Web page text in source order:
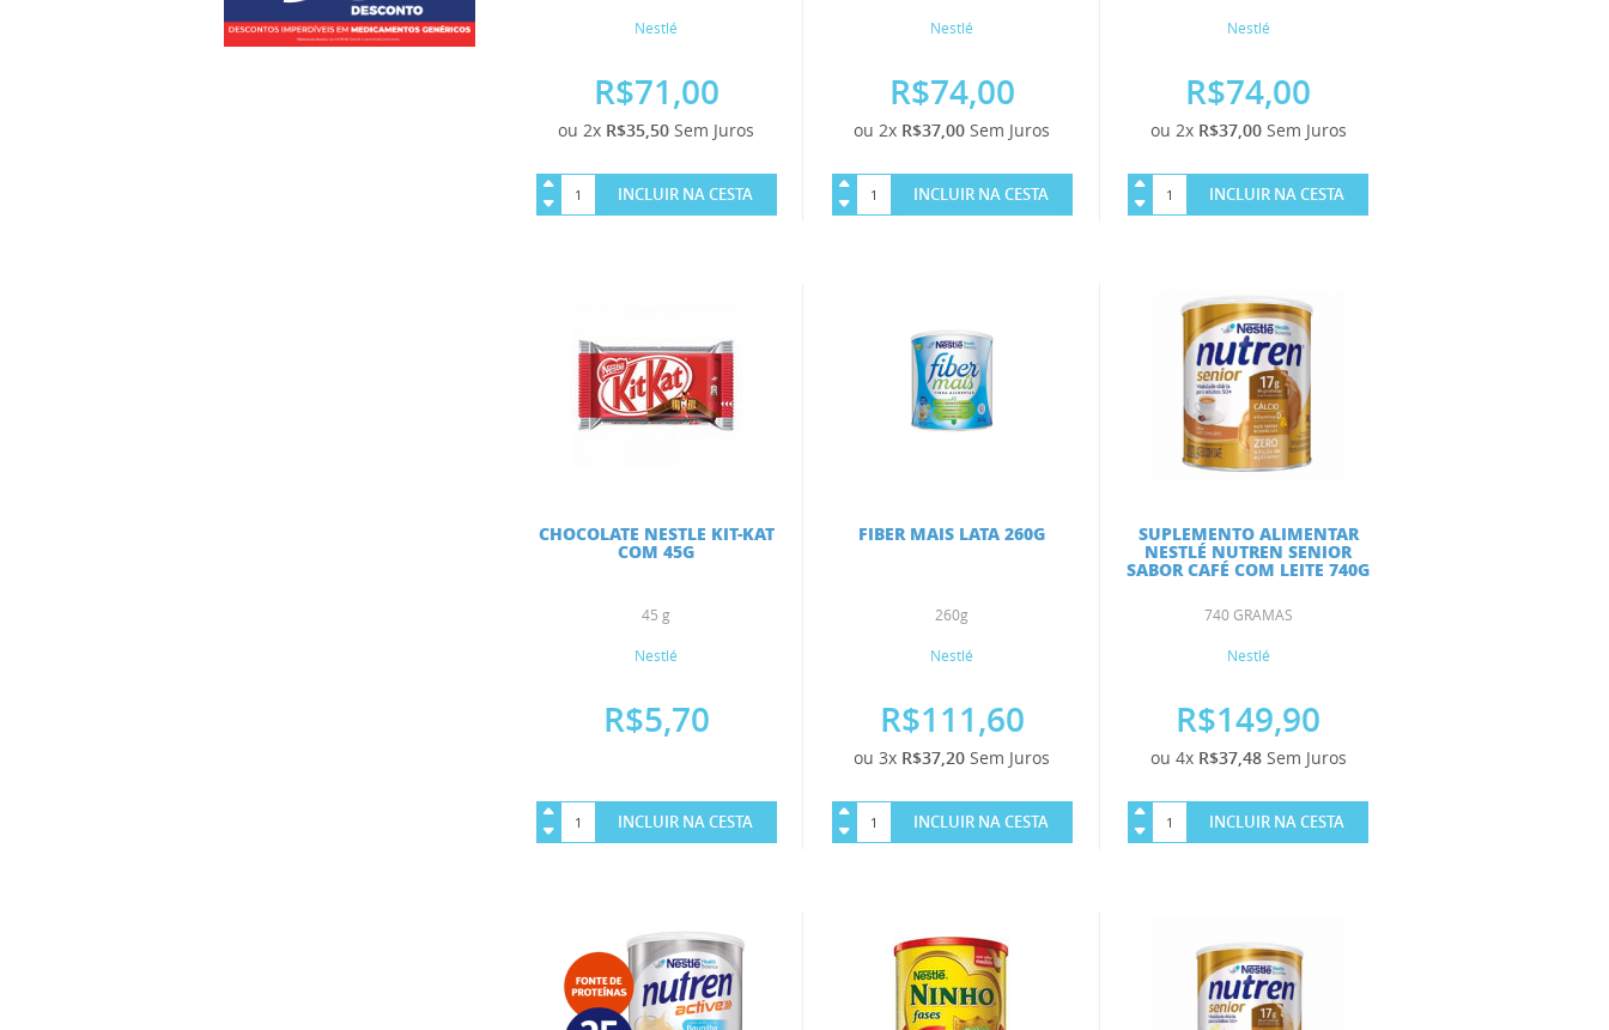
Nestlé
R$71,00
ou 2x R$35,50 Sem Juros
INCLUIR NA CESTA
Nestlé
R$74,00
ou 2x R$37,00 Sem Juros
INCLUIR NA CESTA
Nestlé
R$74,00
ou 2x R$37,00 Sem Juros
INCLUIR NA CESTA
CHOCOLATE NESTLE KIT-KAT
COM 45G
45 g
Nestlé
R$5,70
INCLUIR NA CESTA
FIBER MAIS LATA 260G
260g
Nestlé
R$111,60
ou 3x R$37,20 Sem Juros
INCLUIR NA CESTA
SUPLEMENTO ALIMENTAR
NESTLÉ NUTREN SENIOR
SABOR CAFÉ COM LEITE 740G
740 GRAMAS
Nestlé
R$149,90
ou 4x R$37,48 Sem Juros
INCLUIR NA CESTA